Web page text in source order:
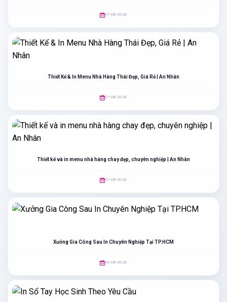
07-08-2026
Thiết Kế & In Menu Nhà Hàng Thái Đẹp, Giá Rẻ | An Nhân
07-08-2026
Thiết kế và in menu nhà hàng chay đẹp, chuyên nghiệp | An Nhân
07-08-2026
Xưởng Gia Công Sau In Chuyên Nghiệp Tại TP.HCM
06-08-2026